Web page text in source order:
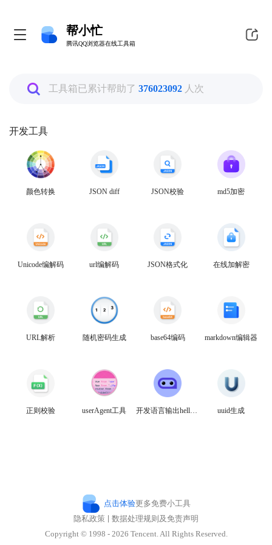
帮小忙
腾讯QQ浏览器在线工具箱
帮小忙
腾讯QQ浏览器在线工具箱
全部
PDF转换工具
生活娱乐工具
文本工具
开发工具
459317399
工具箱已累计帮助了 376023092 人次
开发工具
颜色转换 JSON diff JSON校验 md5加密
Unicode编解码 url编解码 JSON格式化 在线加解密
URL解析 随机密码生成 base64编码 markdown编辑器
正则校验 userAgent工具 开发语言输出hello world uuid生成
点击体验更多免费小工具
隐私政策
数据处理规则及免责声明
Copyright © 1998 - 2026 Tencent. All Rights Reserved.